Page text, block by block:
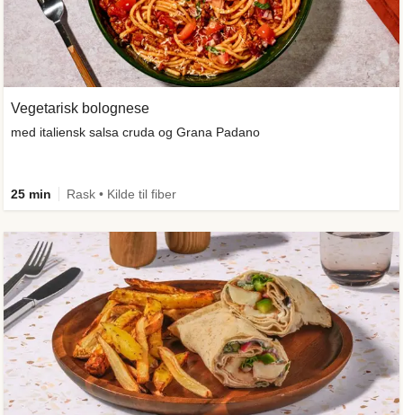
Vegetarisk bolognese
med italiensk salsa cruda og Grana Padano
25 min Rask • Kilde til fiber